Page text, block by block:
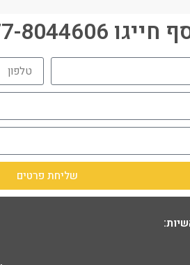
או מלאו פרטים:
שליחת פרטים